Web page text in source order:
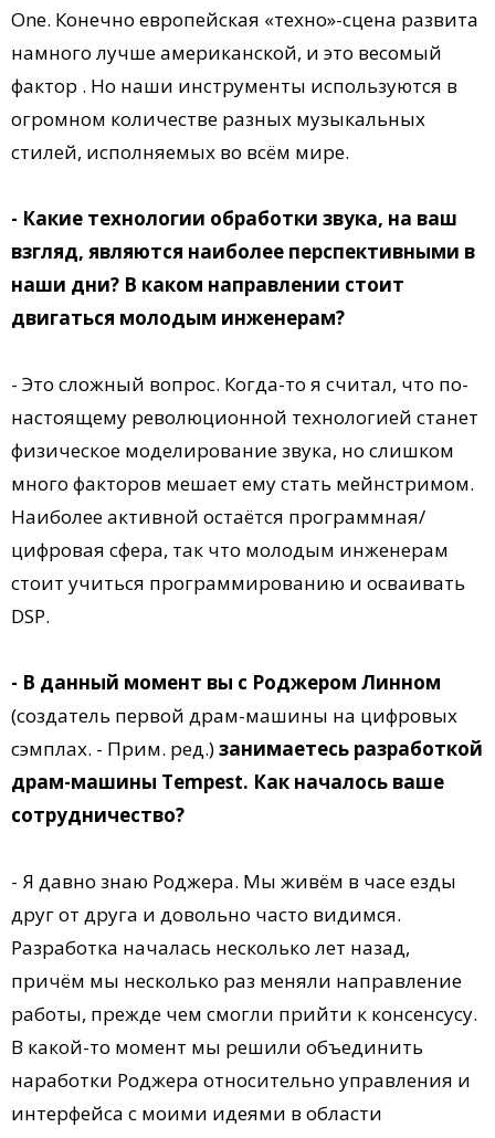
One. Конечно европейская «техно»-сцена развита
намного лучше американской, и это весомый
фактор . Но наши инструменты используются в
огромном количестве разных музыкальных
стилей, исполняемых во всём мире.
- Какие технологии обработки звука, на ваш
взгляд, являются наиболее перспективными в
наши дни? В каком направлении стоит
двигаться молодым инженерам?
- Это сложный вопрос. Когда-то я считал, что по-
настоящему революционной технологией станет
физическое моделирование звука, но слишком
много факторов мешает ему стать мейнстримом.
Наиболее активной остаётся программная/
цифровая сфера, так что молодым инженерам
стоит учиться программированию и осваивать
DSP.
- В данный момент вы с Роджером Линном
(создатель первой драм-машины на цифровых
сэмплах. - Прим. ред.)занимаетесь разработкой
драм-машины Tempest. Как началось ваше
сотрудничество?
- Я давно знаю Роджера. Мы живём в часе езды
друг от друга и довольно часто видимся.
Разработка началась несколько лет назад,
причём мы несколько раз меняли направление
работы, прежде чем смогли прийти к консенсусу.
В какой-то момент мы решили объединить
наработки Роджера относительно управления и
интерфейса с моими идеями в области